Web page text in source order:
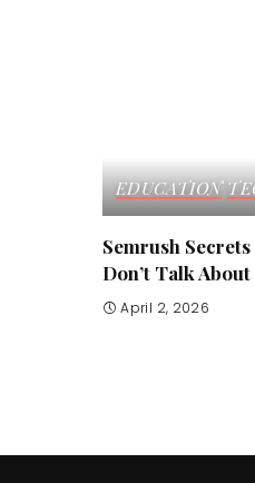
EDUCATION
Semrush
Don’t Talk About
April 2, 2026